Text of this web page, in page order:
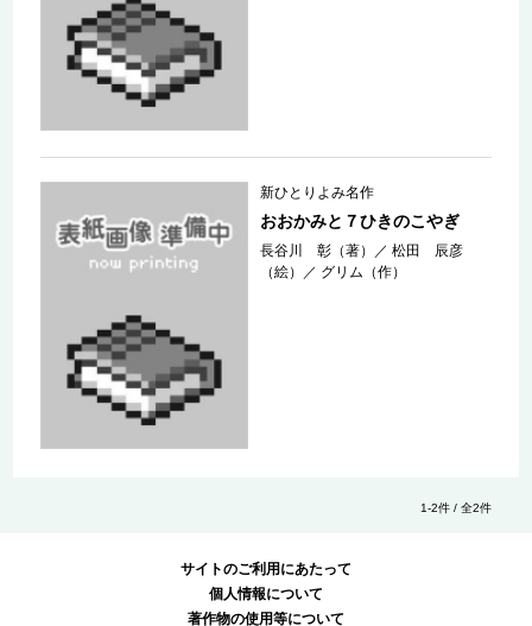
新ひとりよみ名作
おおかみと７ひきのこやぎ
長谷川 彰（著） ／松田 辰彦
（絵）
／ グリム（作）
1-2件 / 全2件
サイトのご利用にあたって
個人情報について
著作物の使用等について